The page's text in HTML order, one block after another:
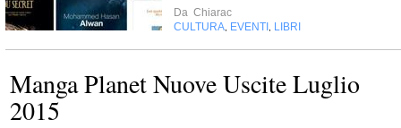
Da Chiarac
CULTURA EVENTI LIBRI
Manga Planet Nuove Uscite Luglio
2015